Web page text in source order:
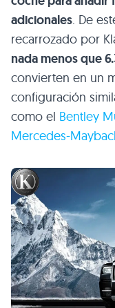
adicionales. De
recarrozado por
nada menos que
convierten en un
configuración
como el Bentley
Mercedes-